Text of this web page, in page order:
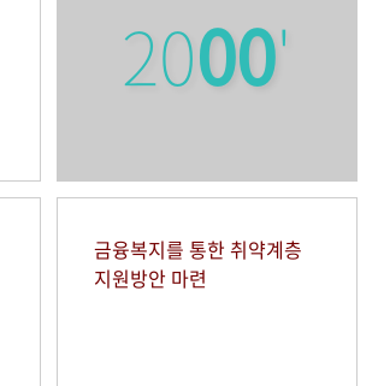
2000'
금융복지를 통한 취약계층
지원방안 마련